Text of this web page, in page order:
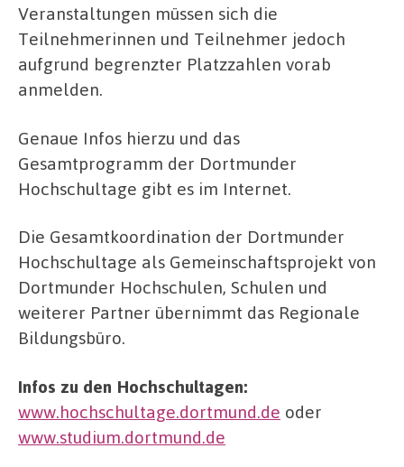
Veranstaltungen müssen sich die
Teilnehmerinnen und Teilnehmer jedoch
aufgrund begrenzter Platzzahlen vorab
anmelden.
Genaue Infos hierzu und das
Gesamtprogramm der Dortmunder
Hochschultage gibt es im Internet.
Die Gesamtkoordination der Dortmunder
Hochschultage als Gemeinschaftsprojekt von
Dortmunder Hochschulen, Schulen und
weiterer Partner übernimmt das Regionale
Bildungsbüro.
Infos zu den Hochschultagen:
www.hochschultage.dortmund.de oder
www.studium.dortmund.de